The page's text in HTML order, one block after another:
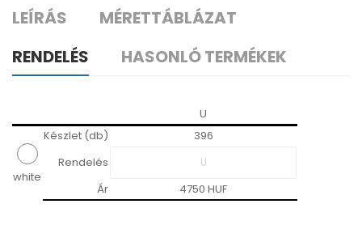
LEÍRÁS
MÉRETTÁBLÁZAT
RENDELÉS
HASONLÓ TERMÉKEK
U
white
Készlet (db)
396
Rendelés
Ár
4750 HUF